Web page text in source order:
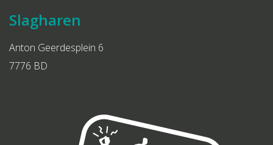
Slagharen
Anton Geerdesplein 6
7776 BD